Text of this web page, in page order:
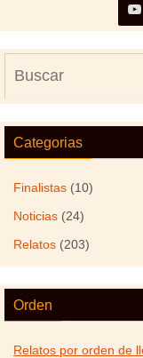
Categorias
Finalistas (10)
Noticias (24)
Relatos (203)
Orden
Relatos por orden de